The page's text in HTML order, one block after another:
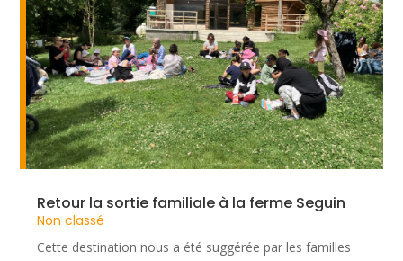
Retour la sortie familiale à la ferme Seguin
Non classé
Cette destination nous a été suggérée par les familles